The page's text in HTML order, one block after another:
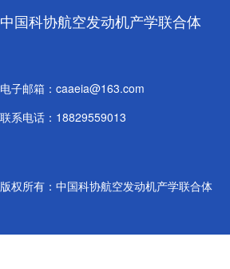
中国科协航空发动机产学联合体
电子邮箱：caaeia@163.com
联系电话：18829559013
版权所有：中国科协航空发动机产学联合体